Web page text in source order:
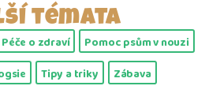
témata
Péče o zdraví
Pomoc psům v nouzi
Tipy a triky Zábava